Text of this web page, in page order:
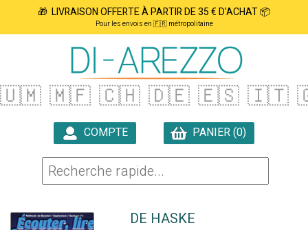
🎁 LIVRAISON OFFERTE À PARTIR DE 35 € D'ACHAT 📦
Pour les envois en 🇫🇷 métropolitaine
🇺🇲 🇲🇫 🇨🇭 🇩🇪 🇪🇸 🇮🇹
COMPTE
PANIER (0)
DE HASKE